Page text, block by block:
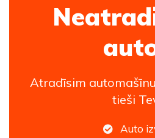
Atradīsim
tieši
Auto